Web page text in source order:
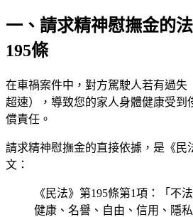
一、請求精神慰撫金的
195條
在車禍案件中，對方駕駛人若有過失
超速），導致您的家人身體健康受到
償責任。
請求精神慰撫金的直接依據，是《民
文：
《民法》第195條第1項：「不
健康、名譽、自由、信用、隱